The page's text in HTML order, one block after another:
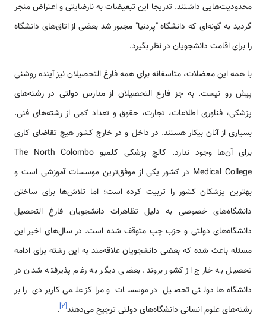
محدودیت‌هایی داشتند. تدریجا این تبعیضات به نارضایتی و اعتراض منجر
گردید به گونه‌ای که دانشگاه "پردنیا" مجبور شد بعضی از اتاق‌های دانشگاه
را برای اقامت دانشجویان در نظر بگیرد.
با همه این معضلات، متاسفانه برای همه فارغ التحصیلان نیز آینده روشنی
پیش رو نیست. به جز فارغ التحصیلان از مدارس دولتی در رشته‌های
پزشکی، فناوری اطلاعات، تجارت، حقوق و تعداد کمی از رشته‌های فنی.
بسیاری از آنان بیکار هستند. در داخل و در خارج کشور هیچ تقاضای کاری
برای آن‌ها وجود ندارد. کالج پزشکی کلمبو The North Colombo
Medical College در کشور یکی از موفق‌ترین موسسات آموزشی است و
بهترین پزشکان کشور را تربیت کرده است؛ اما تلاش‌ها برای ساختن
دانشگاه‌های خصوصی به دلیل تظاهرات دانشجویان فارغ التحصیل
دانشگاه‌های دولتی و حزب چپ متوقف شده است. در سال‌های اخیر این
مسئله باعث شده که بعضی دانشجویان علاقه‌مند به این رشته برای ادامه
تحصیل به خارج از کشور بروند. بعضی دیگر به رغم پذیرفته شدن در
دانشگاه‌ها دولتی تحصیل در موسسات و مراکز علمی کاربردی را بر
رشته‌های علوم انسانی دانشگاه‌های دولتی ترجیح می‌دهند[۲]
.